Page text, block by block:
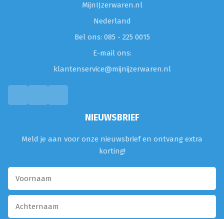
MijnIJzerwaren.nl
Nederland
Bel ons: 085 - 225 0015
E-mail ons:
klantenservice@mijnijzerwaren.nl
NIEUWSBRIEF
Meld je aan voor onze nieuwsbrief en ontvang extra
korting!